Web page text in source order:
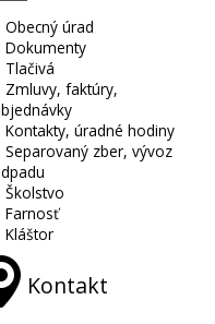
Obecný úrad
Dokumenty
Tlačivá
Zmluvy, faktúry,
Kontakty, úradné hodiny
Separovaný zber, vývoz
Školstvo
Farnosť
Kláštor
Kontakt